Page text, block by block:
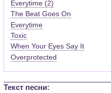
Everytime (2)
The Beat Goes On
Everytime
Toxic
When Your Eyes Say It
Overprotected
Текст песни: